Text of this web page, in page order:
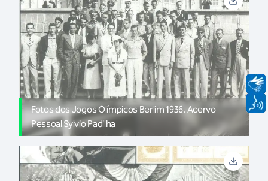
Fotos dos Jogos Olímpicos Berlim 1936. Acervo
Pessoal Sylvio Padilha